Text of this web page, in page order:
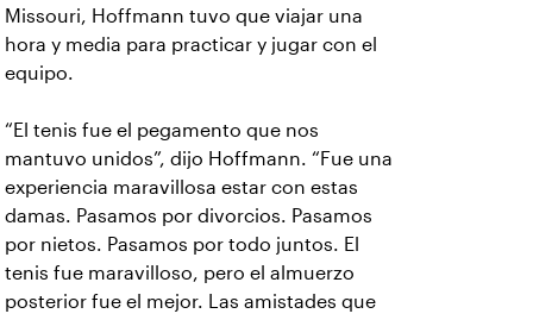
Missouri, Hoffmann tuvo que viajar una
hora y media para practicar y jugar con el
equipo.
“El tenis fue el pegamento que nos
mantuvo unidos”, dijo Hoffmann. “Fue una
experiencia maravillosa estar con estas
damas. Pasamos por divorcios. Pasamos
por nietos. Pasamos por todo juntos. El
tenis fue maravilloso, pero el almuerzo
posterior fue el mejor. Las amistades que